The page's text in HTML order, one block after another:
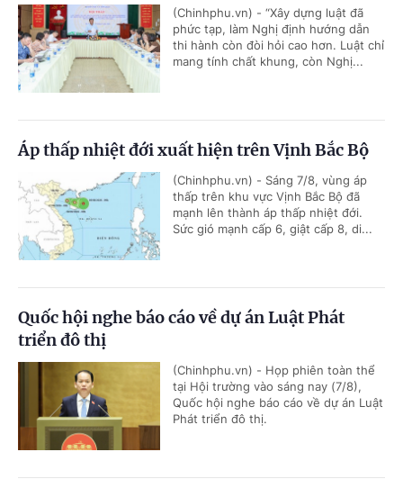
(Chinhphu.vn) - “Xây dựng luật đã
phức tạp, làm Nghị định hướng dẫn
thi hành còn đòi hỏi cao hơn. Luật chỉ
mang tính chất khung, còn Nghị...
Áp thấp nhiệt đới xuất hiện trên Vịnh Bắc Bộ
(Chinhphu.vn) - Sáng 7/8, vùng áp
thấp trên khu vực Vịnh Bắc Bộ đã
mạnh lên thành áp thấp nhiệt đới.
Sức gió mạnh cấp 6, giật cấp 8, di...
Quốc hội nghe báo cáo về dự án Luật Phát
triển đô thị
(Chinhphu.vn) - Họp phiên toàn thể
tại Hội trường vào sáng nay (7/8),
Quốc hội nghe báo cáo về dự án Luật
Phát triển đô thị.